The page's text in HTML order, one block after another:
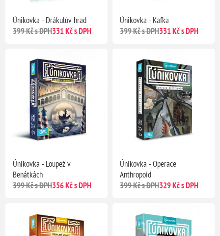
Únikovka - Drákulův hrad
399 Kč s DPH331 Kč s DPH
Únikovka - Kafka
399 Kč s DPH331 Kč s DPH
Únikovka - Loupež v
Benátkách
399 Kč s DPH356 Kč s DPH
Únikovka - Operace
Anthropoid
399 Kč s DPH329 Kč s DPH